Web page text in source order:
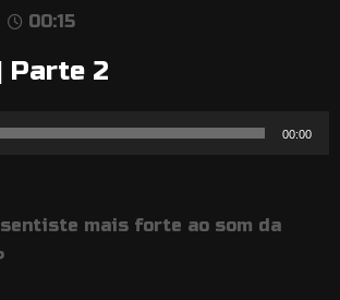
00:15
Parte 2
00:00
mais forte ao som da